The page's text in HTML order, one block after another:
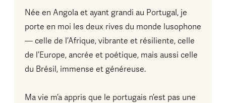
Née en Angola et ayant grandi au Portugal, je
porte en moi les deux rives du monde lusophone
— celle de l’Afrique, vibrante et résiliente, celle
de l’Europe, ancrée et poétique, mais aussi celle
du Brésil, immense et généreuse.
Ma vie m’a appris que le portugais n’est pas une